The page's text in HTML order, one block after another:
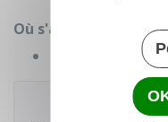
Où s'adresser ?
Ambassade